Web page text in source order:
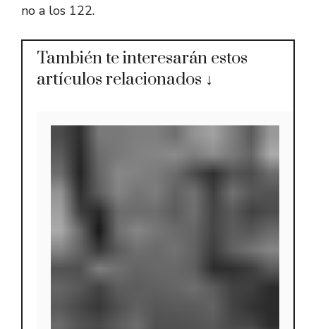
no a los 122.
También te interesarán estos
artículos relacionados ↓